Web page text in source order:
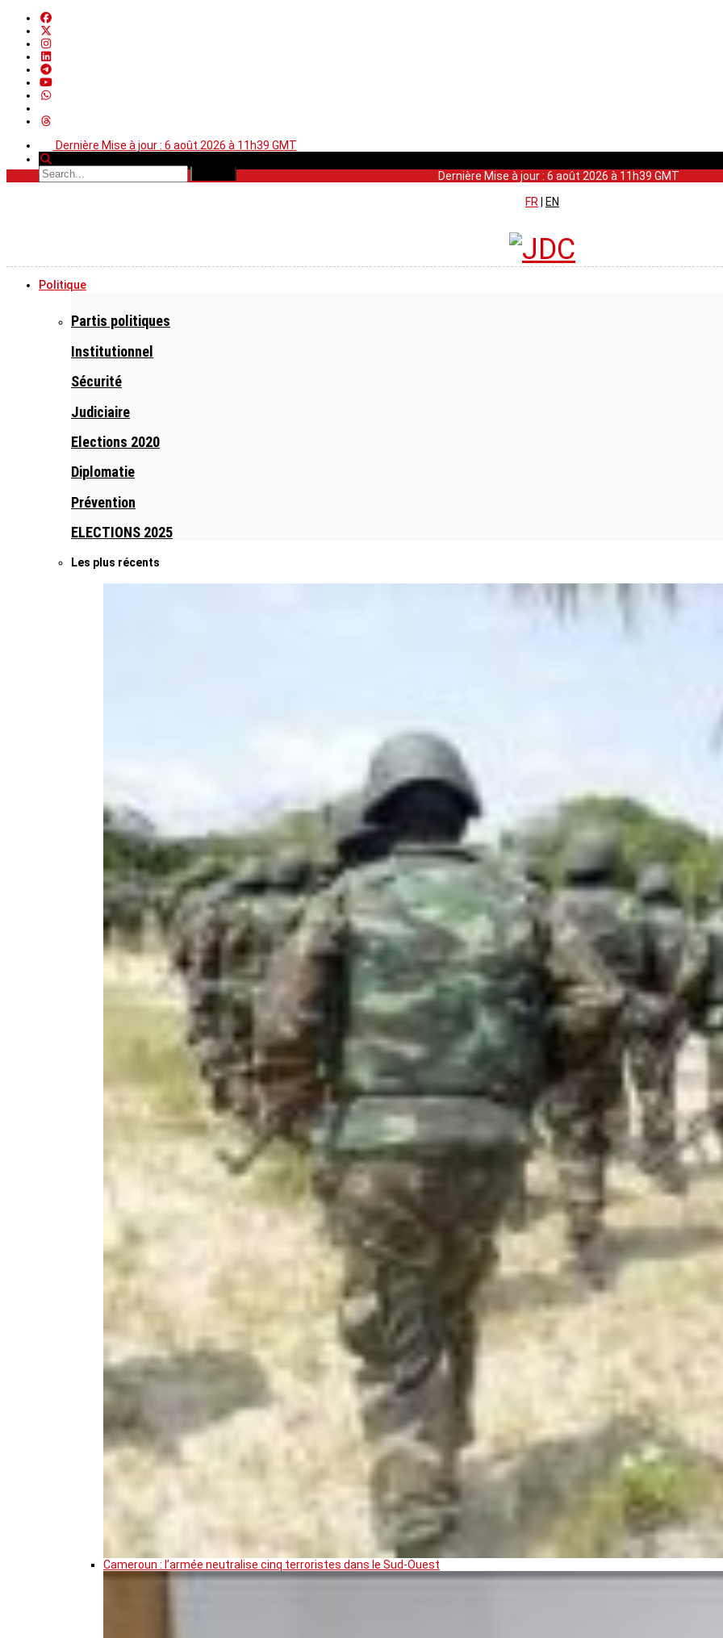
Dernière Mise à jour : 6 août 2026 à 11h39 GMT
Dernière Mise à jour : 6 août 2026 à 11h39 GMT
FR
EN
Politique
Partis politiques
Institutionnel
Sécurité
Judiciaire
Elections 2020
Diplomatie
Prévention
ELECTIONS 2025
Les plus récents
Cameroun : l’armée neutralise cinq terroristes dans le Sud-Ouest